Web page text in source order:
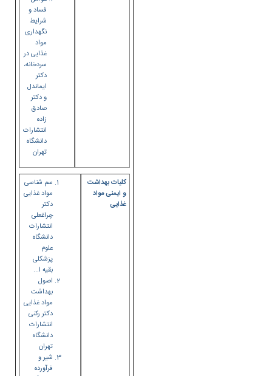
فساد و
شرایط
نگهداری
مواد
غذایی در
سردخانه،
دکتر
ایماندل
و دکتر
صادق
زاده
انتشارات
دانشگاه
تهران
کلیات بهداشت
و ایمنی مواد
غذایی
سم شناسی
مواد غذایی
دکتر
چراغعلی
انتشارات
دانشگاه
علوم
پزشکلی
بقیه ا...
اصول
بهداشت
مواد غذایی
دکتر رکنی
انتشارات
دانشگاه
تهران
شیر و
فرآورده